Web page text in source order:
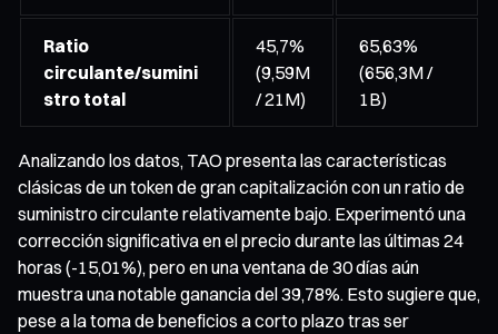
Ratio
circulante/sumini
stro total
45,7%
(9,59M
/ 21M)
65,63%
(656,3M /
1B)
Analizando los datos, TAO presenta las características
clásicas de un token de gran capitalización con un ratio de
suministro circulante relativamente bajo. Experimentó una
corrección significativa en el precio durante las últimas 24
horas (-15,01%), pero en una ventana de 30 días aún
muestra una notable ganancia del 39,78%. Esto sugiere que,
pese a la toma de beneficios a corto plazo tras ser